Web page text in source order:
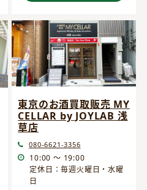
東京のお酒買取販売 MY
CELLAR by JOYLAB 浅
草店
080-6621-3356
10:00 ～ 19:00
定休日：毎週火曜日・水曜
日